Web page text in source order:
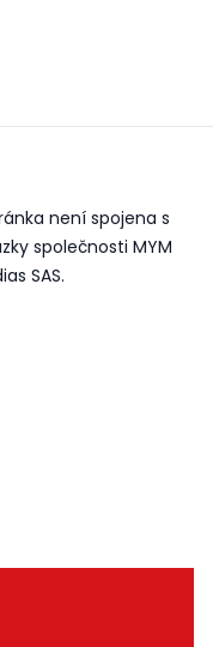
není spojena s
společnosti MYM
SAS.